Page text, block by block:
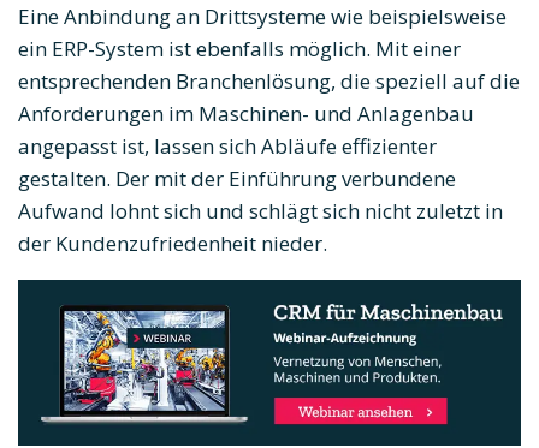
Eine Anbindung an Drittsysteme wie beispielsweise
ein ERP-System ist ebenfalls möglich. Mit einer
entsprechenden Branchenlösung, die speziell auf die
Anforderungen im Maschinen- und Anlagenbau
angepasst ist, lassen sich Abläufe effizienter
gestalten. Der mit der Einführung verbundene
Aufwand lohnt sich und schlägt sich nicht zuletzt in
der Kundenzufriedenheit nieder.